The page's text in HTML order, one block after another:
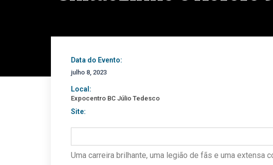
Data do Evento:
julho 8, 2023
Local:
Expocentro BC Júlio Tedesco
Site:
Uma carreira brilhante, uma legião de fãs e uma extensa